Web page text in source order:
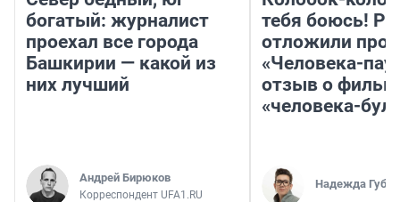
богатый: журналист
проехал все города
Башкирии — какой из
них лучший
Андрей Бирюков
Корреспондент UFA1.RU
тебя боюсь!
отложили
«Человека-
отзыв о
«человека-
Надежда